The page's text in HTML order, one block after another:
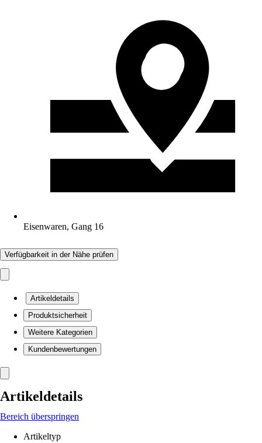
Eisenwaren, Gang 16
Verfügbarkeit in der Nähe prüfen
Artikeldetails
Produktsicherheit
Weitere Kategorien
Kundenbewertungen
Artikeldetails
Bereich überspringen
Artikeltyp